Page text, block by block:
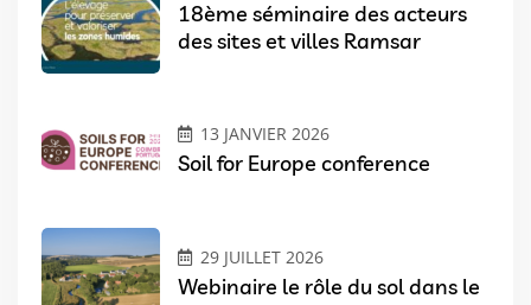
18ème séminaire des acteurs
des sites et villes Ramsar
13 JANVIER 2026
Soil for Europe conference
29 JUILLET 2026
Webinaire le rôle du sol dans le